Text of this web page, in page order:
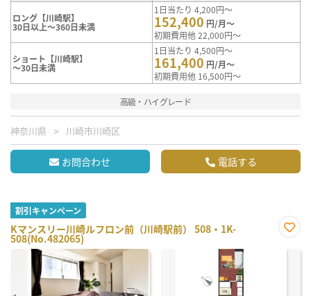
ロング【川崎駅】
30日以上～360日未満
1日当たり 4,200円～
152,400 円/月～
初期費用他 22,000円～
ショート【川崎駅】
～30日未満
1日当たり 4,500円～
161,400 円/月～
初期費用他 16,500円～
高級・ハイグレード
神奈川県 川崎市川崎区
お問合わせ 電話する
割引キャンペーン
Kマンスリー川崎ルフロン前（川崎駅前） 508・1K-
508(No.482065)
に入